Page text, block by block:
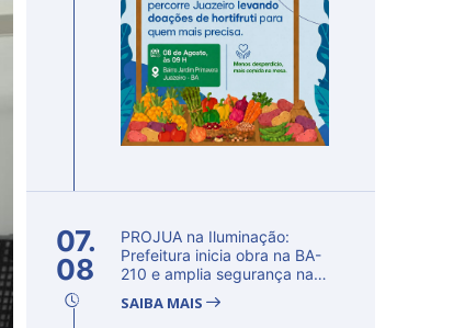
07.
08
PROJUA na Iluminação:
Prefeitura inicia obra na BA-
210 e amplia segurança na
SAIBA MAIS